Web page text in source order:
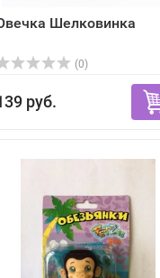
Шелковинка
(0)
руб.